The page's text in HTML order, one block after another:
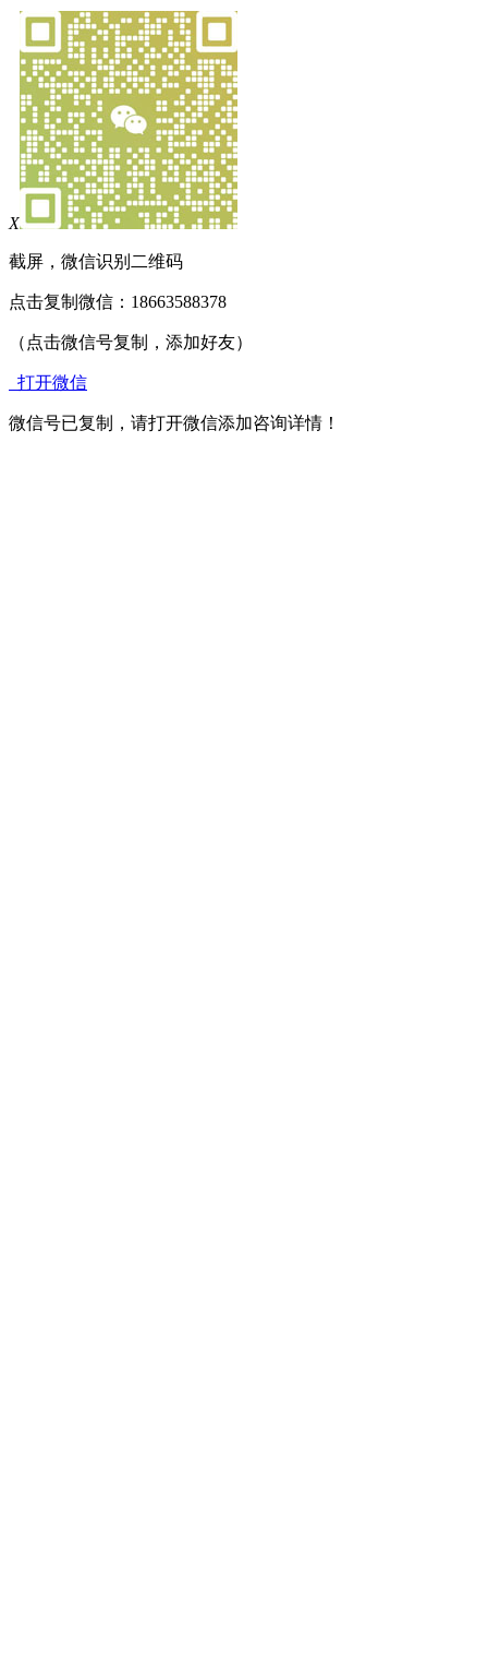
X
截屏，微信识别二维码
点击复制微信：18663588378
（点击微信号复制，添加好友）
打开微信
微信号已复制，请打开微信添加咨询详情！